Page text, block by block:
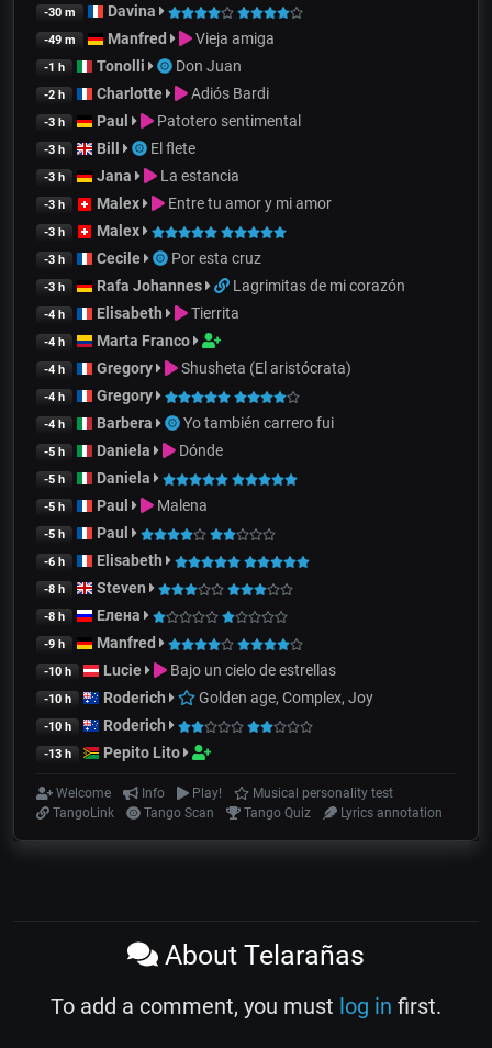
-30 m Davina
-49 m Manfred Vieja amiga
-1 h Tonolli Don Juan
-2 h Charlotte Adiós Bardi
-3 h Paul Patotero sentimental
-3 h Bill El flete
-3 h Jana La estancia
-3 h Malex Entre tu amor y mi amor
-3 h Malex
-3 h Cecile Por esta cruz
-3 h Rafa Johannes Lagrimitas de mi corazón
-4 h Elisabeth Tierrita
-4 h Marta Franco
-4 h Gregory Shusheta (El aristócrata)
-4 h Gregory
-4 h Barbera Yo también carrero fui
-5 h Daniela Dónde
-5 h Daniela
-5 h Paul Malena
-5 h Paul
-6 h Elisabeth
-8 h Steven
-8 h Елена
-9 h Manfred
-10 h Lucie Bajo un cielo de estrellas
-10 h Roderich Golden age, Complex, Joy
-10 h Roderich
-13 h Pepito Lito
Welcome Info Play!
Musical personality test
TangoLink
Tango Scan Tango Quiz Lyrics annotation
About Telarañas
To add a comment, you must log in first.